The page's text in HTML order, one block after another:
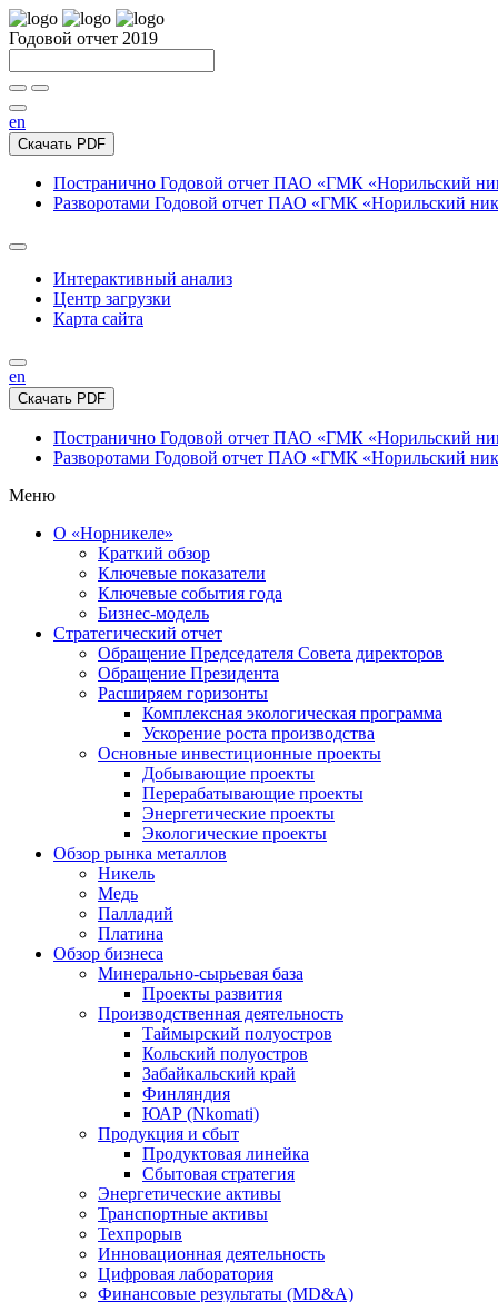
Годовой отчет 2019
en
Скачать PDF
Постранично Годовой отчет ПАО «ГМК «Норильский
Разворотами Годовой отчет ПАО «ГМК «Норильский
Интерактивный анализ
Центр загрузки
Карта сайта
en
Скачать PDF
Постранично Годовой отчет ПАО «ГМК «Норильский
Разворотами Годовой отчет ПАО «ГМК «Норильский
Меню
О «Норникеле»
Краткий обзор
Ключевые показатели
Ключевые события года
Бизнес-модель
Стратегический отчет
Обращение Председателя Совета директоров
Обращение Президента
Расширяем горизонты
Комплексная экологическая программа
Ускорение роста производства
Основные инвестиционные проекты
Добывающие проекты
Перерабатывающие проекты
Энергетические проекты
Экологические проекты
Обзор рынка металлов
Никель
Медь
Палладий
Платина
Обзор бизнеса
Минерально-сырьевая база
Проекты развития
Производственная деятельность
Таймырский полуостров
Кольский полуостров
Забайкальский край
Финляндия
ЮАР (Nkomati)
Продукция и сбыт
Продуктовая линейка
Сбытовая стратегия
Энергетические активы
Транспортные активы
Техпрорыв
Инновационная деятельность
Цифровая лаборатория
Финансовые результаты (MD&A)